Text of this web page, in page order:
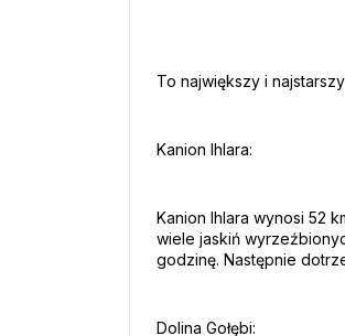
To największy i
Kanion Ihlara:
Kanion Ihlara wynosi 52
wiele jaskiń
godzinę. Następnie
Dolina Gołębi: